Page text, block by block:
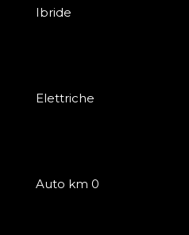
Ibride
Elettriche
Auto km 0